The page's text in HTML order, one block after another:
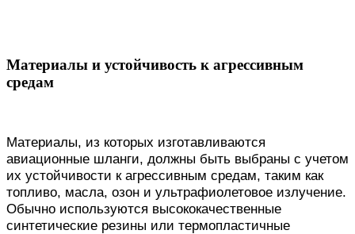
Материалы и устойчивость к агрессивным
средам
Материалы, из которых изготавливаются
авиационные шланги, должны быть выбраны с учетом
их устойчивости к агрессивным средам, таким как
топливо, масла, озон и ультрафиолетовое излучение.
Обычно используются высококачественные
синтетические резины или термопластичные